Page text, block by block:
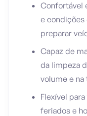
Confortável
e condições
preparar
Capaz de
da limpeza
volume e
Flexível
feriados e